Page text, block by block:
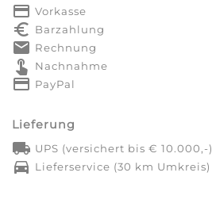
payment Vorkasse
euro_symbol Barzahlung
markunread Rechnung
touch_app Nachnahme
credit_card PayPal
Lieferung
local_shipping UPS (versichert bis € 10.000,-)
directions_car Lieferservice (30 km Umkreis)